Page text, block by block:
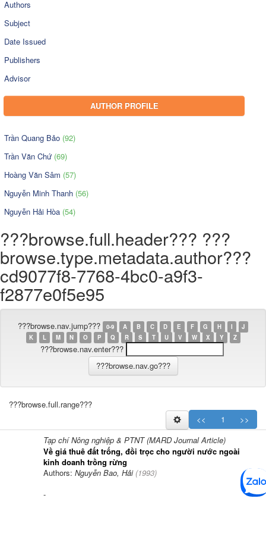
Authors
Subject
Date Issued
Publishers
Advisor
AUTHOR PROFILE
Trần Quang Bảo (92)
Trần Văn Chứ (69)
Hoàng Văn Sâm (57)
Nguyễn Minh Thanh (56)
Nguyễn Hải Hòa (54)
???browse.full.header??? ???
browse.type.metadata.author???
cd9077f8-7768-4bc0-a9f3-
f2877e0f5e95
???browse.nav.jump??? 0-9 A B C D E F G H I
J
K
L M N O P Q R S T U V W X Y Z
???browse.nav.enter???
???browse.full.range???
<<
1
>>
Tạp chí Nông nghiệp & PTNT (MARD Journal Article)
Về giá thuê đất trống, đồi trọc cho người nước ngoài
kinh doanh trồng rừng
Authors: Nguyễn Bao, Hải(1993)
-